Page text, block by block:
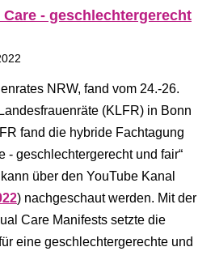
Care - geschlechtergerecht
NRW, fand vom 24.-26.
(KLFR) in Bonn
fand die hybride Fachtagung
- geschlechtergerecht und fair“
über den YouTube Kanal
) nachgeschaut werden. Mit der
Care Manifests setzte die
eine geschlechtergerechte und